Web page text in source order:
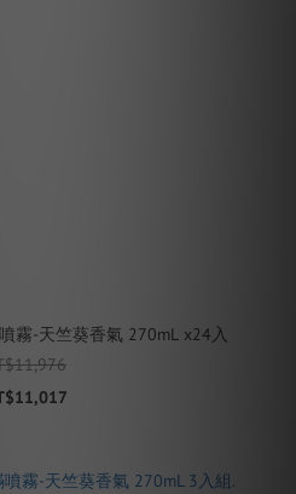
霧-天竺葵香氣 270mL x24入